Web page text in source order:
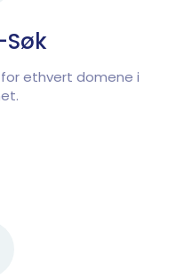
Søk
ethvert domene i